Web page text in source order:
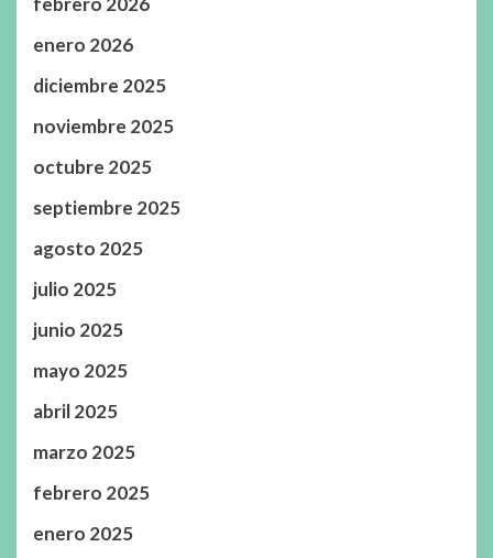
enero 2026
diciembre 2025
noviembre 2025
octubre 2025
septiembre 2025
agosto 2025
julio 2025
junio 2025
mayo 2025
abril 2025
marzo 2025
febrero 2025
enero 2025